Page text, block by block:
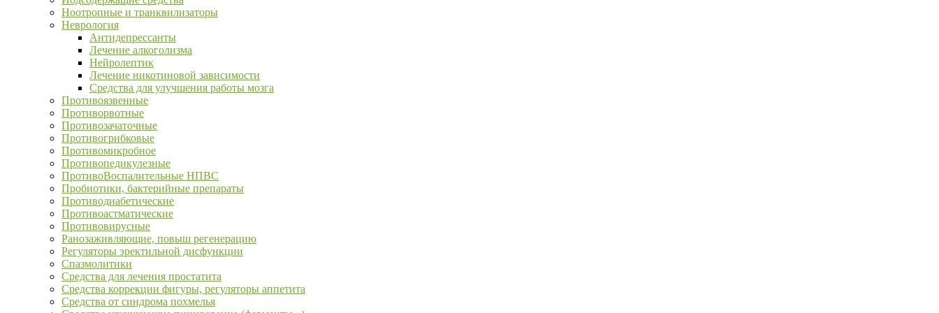
Ноотропные и транквилизаторы
Неврология
Антидепрессанты
Лечение алкоголизма
Нейролептик
Лечение никотиновой зависимости
Средства для улучшения работы мозга
Противоязвенные
Противорвотные
Противозачаточные
Противогрибковые
Противомикробное
Противопедикулезные
ПротивоВоспалительные НПВС
Пробиотики, бактерийные препараты
Противодиабетические
Противоастматические
Противовирусные
Ранозаживляющие, повыш регенерацию
Регуляторы эректильной дисфункции
Спазмолитики
Средства для лечения простатита
Средства коррекции фигуры, регуляторы аппетита
Средства от синдрома похмелья